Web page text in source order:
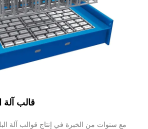
قالب آلة
مع سنوات من الخبرة في إنتاج قوالب آلة